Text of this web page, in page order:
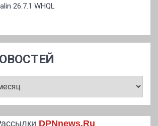
26.7.1 WHQL
DPNnews.Ru